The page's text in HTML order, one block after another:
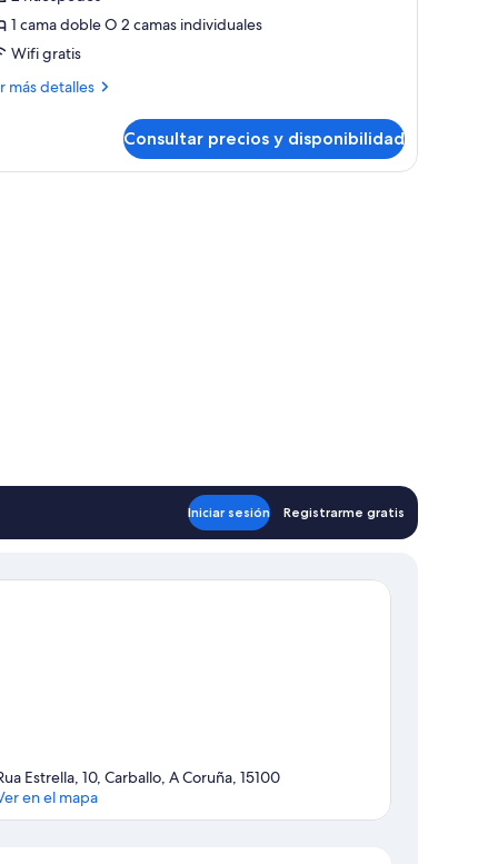
1 cama doble O 2 camas individuales
Wifi gratis
más detalles
Consultar precios y disponibilidad
Iniciar sesión Registrarme gratis
Estrella, 10, Carballo, A Coruña, 15100
en el mapa